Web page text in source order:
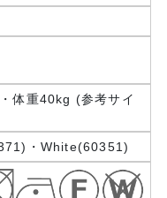
体重40kg (参考サイ
・White(60351)